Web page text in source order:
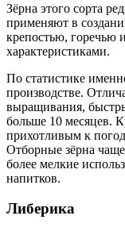
Зёрна этого сорта
применяют в
крепостью, горечью
характеристиками.
По статистике
производстве.
выращивания,
больше 10 месяцев.
прихотливым к
Отборные зёрна
более мелкие
напитков.
Либерика